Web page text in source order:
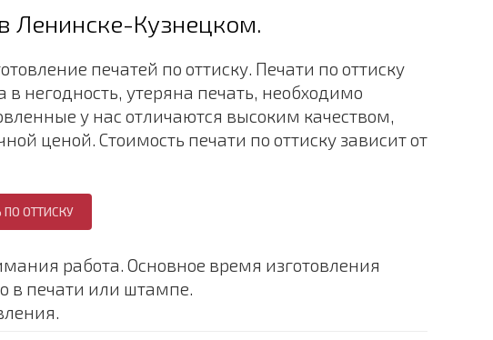
Ленинске-Кузнецком.
печатей по оттиску. Печати по оттиску
негодность, утеряна печать, необходимо
у нас отличаются высоким качеством,
ценой. Стоимость печати по оттиску зависит от
работа. Основное время изготовления
в печати или штампе.